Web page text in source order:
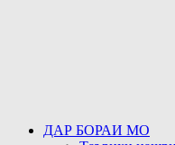
ДАР БОРАИ МО